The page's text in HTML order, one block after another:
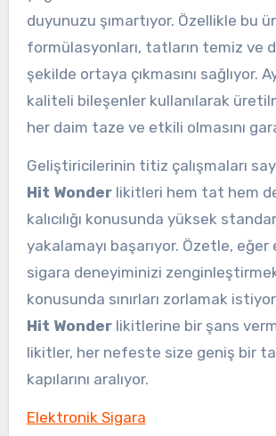
duyunuzu şımartıyor. Özellikle bu
formülasyonları, tatların temiz ve
şekilde ortaya çıkmasını sağlıyor.
kaliteli bileşenler kullanılarak
her daim taze ve etkili olmasını
Geliştiricilerinin titiz çalışmaları
Hit Wonderlikitleri hem tat hem
kalıcılığı konusunda yüksek
yakalamayı başarıyor. Özetle,
sigara deneyiminizi
konusunda sınırları zorlamak
Hit Wonderlikitlerine bir şans
likitler, her nefeste size geniş bir
kapılarını aralıyor.
Elektronik Sigara